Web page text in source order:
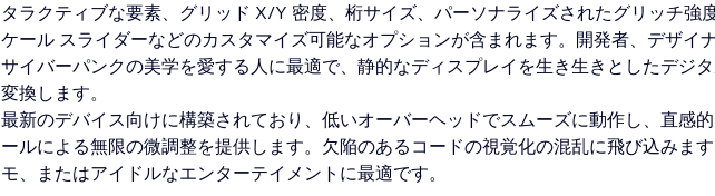
タラクティブな要素、グリッド X/Y 密度、桁サイズ、パーソナライズされたグリッチ強
ケール スライダーなどのカスタマイズ可能なオプションが含まれます。開発者、デザイ
サイバーパンクの美学を愛する人に最適で、静的なディスプレイを生き生きとしたデジ
変換します。
最新のデバイス向けに構築されており、低いオーバーヘッドでスムーズに動作し、直感
ールによる無限の微調整を提供します。欠陥のあるコードの視覚化の混乱に飛び込みま
モ、またはアイドルなエンターテイメントに最適です。